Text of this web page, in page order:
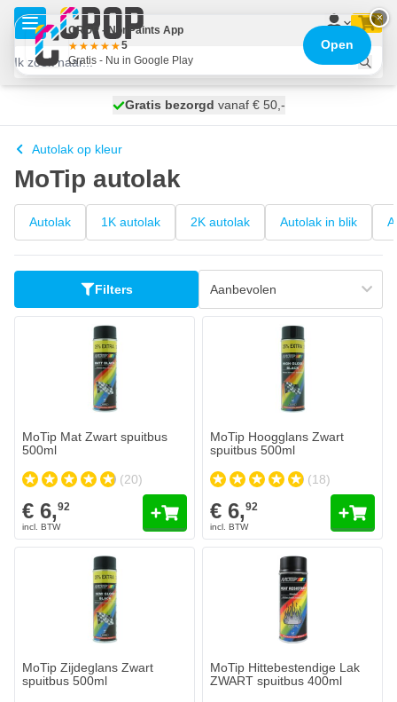
Ga naar de inhoud
maandag bezorgd
Gratis bezorgd vanaf € 50,-
100 dagen
Autolak op kleur
MoTip autolak
Autolak 1K autolak 2K autolak Autolak in blik
Filters
MoTip Mat Zwart spuitbus
500ml
(20)
€ 6,92
MoTip Hoogglans Zwart
spuitbus 500ml
(18)
€ 6,92
MoTip Zijdeglans Zwart
spuitbus 500ml
MoTip Hittebestendige Lak
ZWART spuitbus 400ml
×
CROP - NonPaints App
5
Gratis - Nu in Google Play
Open